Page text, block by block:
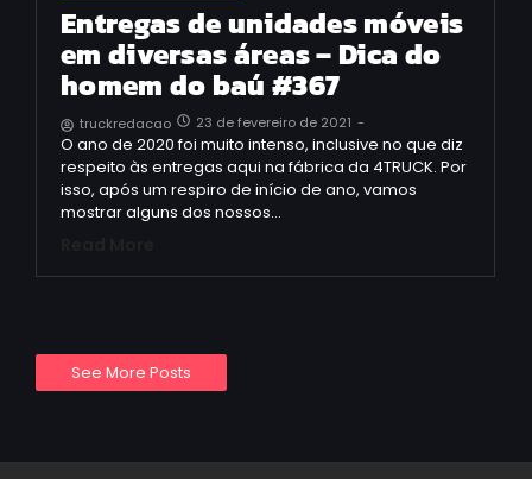
Entregas de unidades móveis
em diversas áreas – Dica do
homem do baú #367
truckredacao 23 de fevereiro de 2021 -
O ano de 2020 foi muito intenso, inclusive no que diz
respeito às entregas aqui na fábrica da 4TRUCK. Por
isso, após um respiro de início de ano, vamos
mostrar alguns dos nossos…
See More Posts